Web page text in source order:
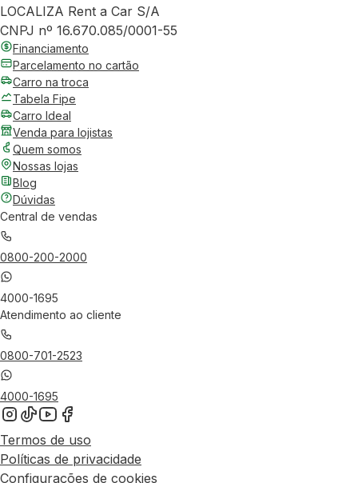
LOCALIZA Rent a Car S/A
CNPJ nº 16.670.085/0001-55
Financiamento
Parcelamento no cartão
Carro na troca
Tabela Fipe
Carro Ideal
Venda para lojistas
Quem somos
Nossas lojas
Blog
Dúvidas
Central de vendas
0800-200-2000
4000-1695
Atendimento ao cliente
0800-701-2523
4000-1695
Termos de uso
Políticas de privacidade
Configurações de cookies